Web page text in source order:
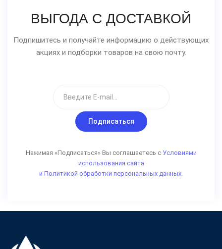
ВЫГОДА С ДОСТАВКОЙ
Подпишитесь и получайте информацию о действующих
акциях и подборки товаров на свою почту.
Подписаться
Нажимая «Подписаться» Вы соглашаетесь с Условиями
использования сайта
и Политикой обработки персональных данных.